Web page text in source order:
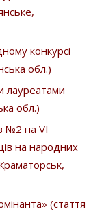
конкурсі
обл.)
лауреатами
обл.)
№2 на VI
на народних
(стаття